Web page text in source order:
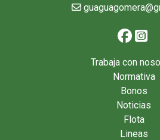
Trabaja con
Normativa
Bonos
Noticias
Flota
Lineas